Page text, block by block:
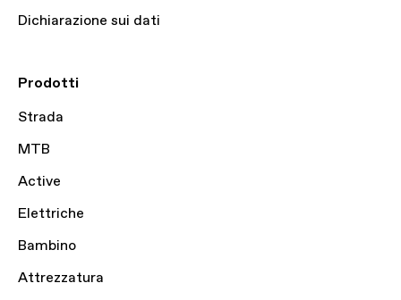
Dichiarazione sui dati
Prodotti
Strada
MTB
Active
Elettriche
Bambino
Attrezzatura